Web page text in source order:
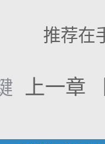
推荐在
上一章